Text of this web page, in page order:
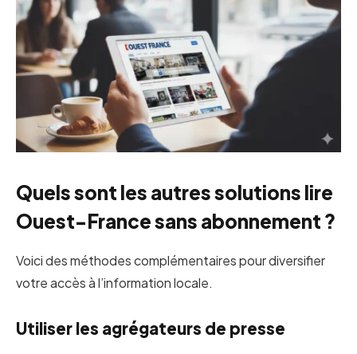
Quels sont les autres solutions lire
Ouest-France sans abonnement ?
Voici des méthodes complémentaires pour diversifier
votre accès à l’information locale.
Utiliser les agrégateurs de presse